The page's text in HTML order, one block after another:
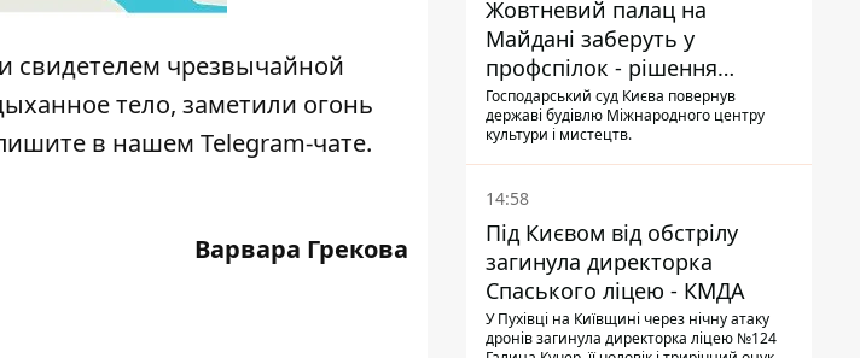
свидетелем чрезвычайной
тело, заметили огонь
в нашем Telegram-чате.
Варвара Грекова
Жовтневий палац на
Майдані заберуть у
профспілок - рішення
Господарського суду
Господарський суд Києва повернув
державі будівлю Міжнародного центру
культури і мистецтв.
14:58
Під Києвом від обстрілу
загинула директорка
Спаського ліцею - КМДА
У Пухівці на Київщині через нічну атаку
дронів загинула директорка ліцею №124